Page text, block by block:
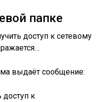
папке
доступ к сетевому
выдаёт сообщение:
доступ к